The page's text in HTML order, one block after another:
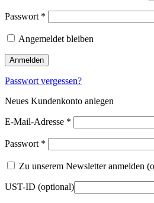
Passwort *
Angemeldet bleiben
Anmelden
Passwort vergessen?
Neues Kundenkonto anlegen
E-Mail-Adresse *
Passwort *
Zu unserem Newsletter anmelden
UST-ID (optional)